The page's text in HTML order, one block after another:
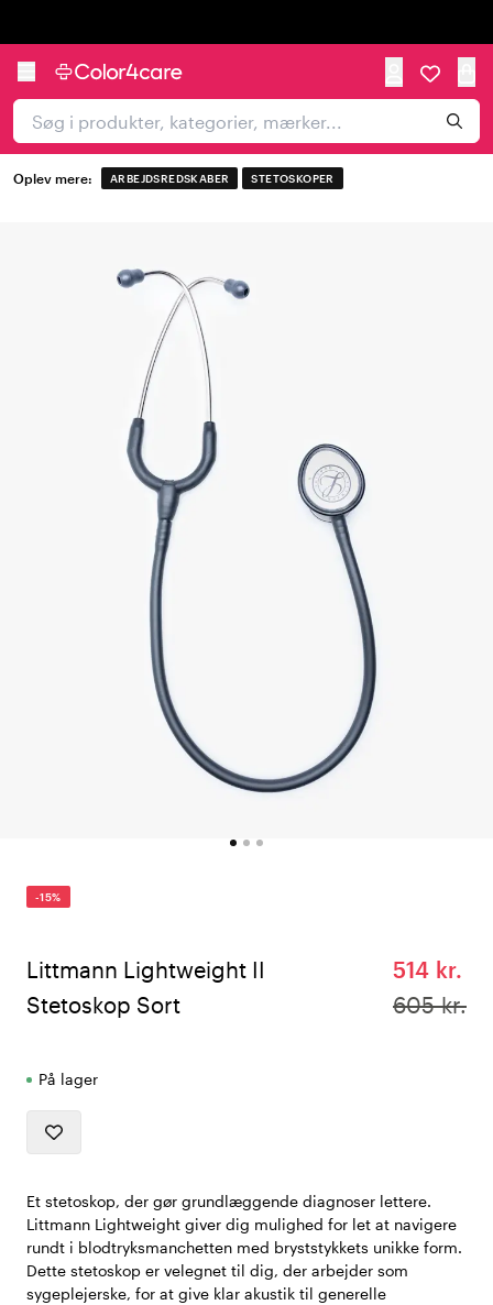
Oplev mere: ARBEJDSREDSKABER STETOSKOPER
-15%
Littmann Lightweight II
Stetoskop Sort
514 kr.
605 kr.
På lager
Et stetoskop, der gør grundlæggende diagnoser lettere.
Littmann Lightweight giver dig mulighed for let at navigere
rundt i blodtryksmanchetten med bryststykkets unikke form.
Dette stetoskop er velegnet til dig, der arbejder som
sygeplejerske, for at give klar akustik til generelle